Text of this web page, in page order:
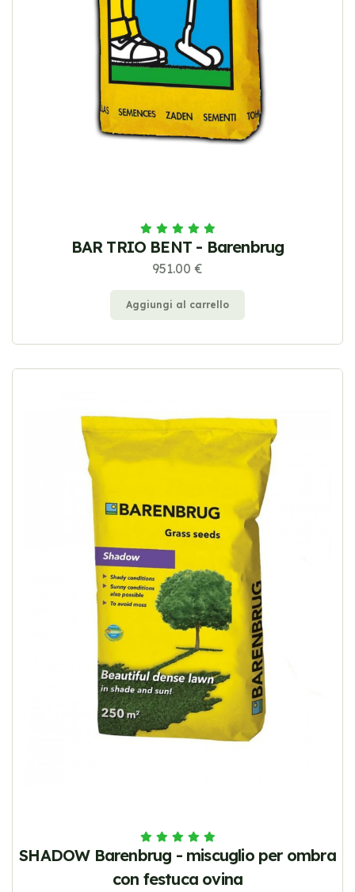
BAR TRIO BENT - Barenbrug
951.00 €
Aggiungi al carrello
SHADOW Barenbrug - miscuglio per ombra
con festuca ovina